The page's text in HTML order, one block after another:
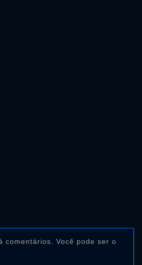
comentários. Você pode ser o